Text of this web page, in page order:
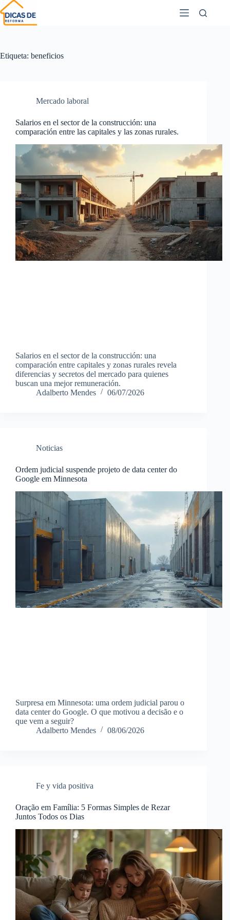
Etiqueta: beneficios
Mercado laboral
Salarios en el sector de la construcción: una
comparación entre las capitales y las zonas rurales.
Salarios en el sector de la construcción: una
comparación entre capitales y zonas rurales revela
diferencias y secretos del mercado para quienes
buscan una mejor remuneración.
Adalberto Mendes
06/07/2026
Noticias
Ordem judicial suspende projeto de data center do
Google em Minnesota
Surpresa em Minnesota: uma ordem judicial parou o
data center do Google. O que motivou a decisão e o
que vem a seguir?
Adalberto Mendes
08/06/2026
Fe y vida positiva
Oração em Família: 5 Formas Simples de Rezar
Juntos Todos os Dias